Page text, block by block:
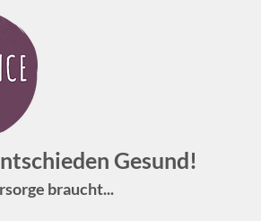
Gesund!
braucht...